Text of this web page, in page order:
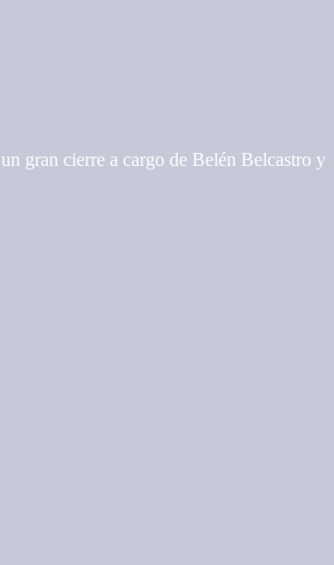
gran cierre a cargo de Belén Belcastro y